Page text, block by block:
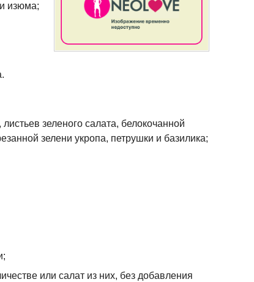
изюма;
зеленого салата, белокочанной
зелени укропа, петрушки и базилика;
или салат из них, без добавления